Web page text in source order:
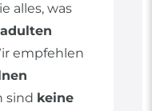
alles, was
adulten
empfehlen
sind keine